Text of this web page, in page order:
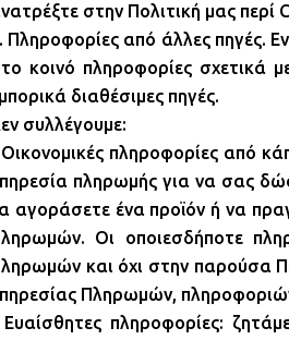
στην Πολιτική μας περί
Πληροφορίες από άλλες πηγές.
κοινό πληροφορίες σχετικά
διαθέσιμες πηγές.
συλλέγουμε:
Οικονομικές πληροφορίες από
πληρωμής για να σας
αγοράσετε ένα προϊόν ή να
Οι οποιεσδήποτε
και όχι στην παρούσα
Πληρωμών,
Ευαίσθητες πληροφορίες: